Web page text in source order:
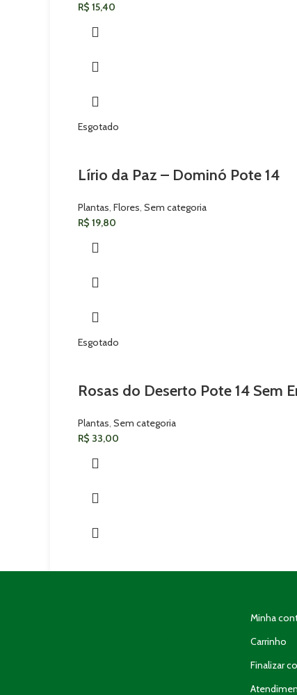
R$ 15,40
Esgotado
Lírio da Paz – Dominó Pote 14
Plantas, Flores, Sem categoria
R$ 19,80
Esgotado
Rosas do Deserto Pote 14 Sem
Plantas, Sem categoria
R$ 33,00
Minha
Carrinho
Finalizar